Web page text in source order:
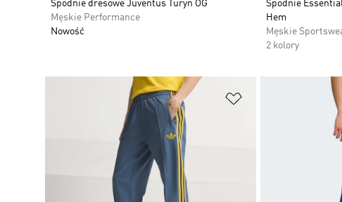
Spodnie dresowe Juventus Turyn OG
Męskie Performance
Nowość
Spodnie
Hem
Męskie
2 kolory
Dodaj do listy życzeń